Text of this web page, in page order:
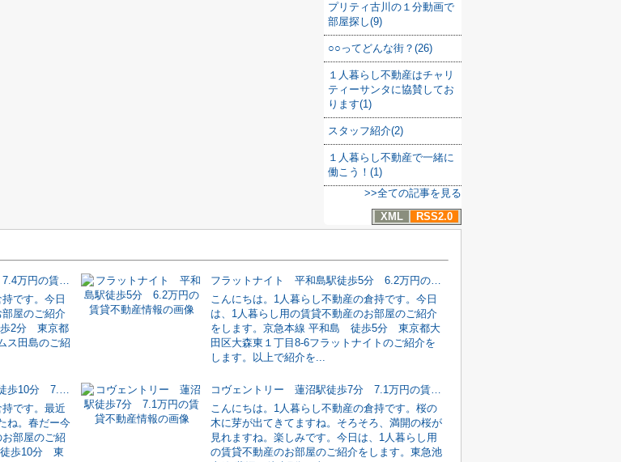
プリティ古川の１分動画で
部屋探し(9)
○○ってどんな街？(26)
１人暮らし不動産はチャリ
ティーサンタに協賛してお
ります(1)
スタッフ紹介(2)
１人暮らし不動産で一緒に
働こう！(1)
>>全ての記事を見る
XML
RSS2.0
アムス田島 大森海岸駅徒歩2分 7.4万円の賃貸不動産情報
です。今日
屋のご紹介
歩2分 東京都
ス田島のご紹
フラットナイト 平和島駅徒歩5分 6.2万円の賃貸不動産情報
こんにちは。1人暮らし不動産の倉持です。今日
は、1人暮らし用の賃貸不動産のお部屋のご紹介
をします。京急本線 平和島 徒歩5分 東京都大
田区大森東１丁目8-6フラットナイトのご紹介を
します。以上で紹介を...
メゾンエスポワール 京急蒲田駅徒歩10分 7.9万円の賃貸不動産情報
です。最近
ね。春だー今
部屋のご紹
歩10分 東
コヴェントリー 蓮沼駅徒歩7分 7.1万円の賃貸不動産情報
こんにちは。1人暮らし不動産の倉持です。桜の
木に芽が出てきてますね。そろそろ、満開の桜が
見れますね。楽しみです。今日は、1人暮らし用
の賃貸不動産のお部屋のご紹介をします。東急池